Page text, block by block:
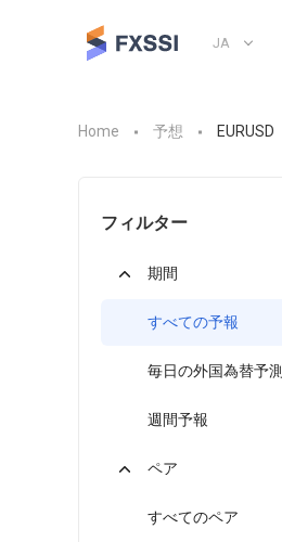
JA
Home 予想 EURUSD
フィルター
期間
すべての予報
毎日の外国為替予測
週間予報
ペア
すべてのペア